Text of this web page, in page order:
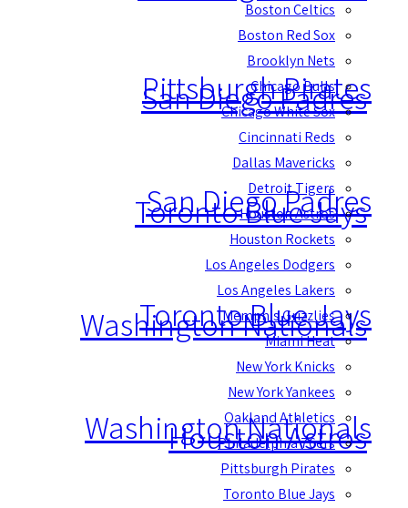
San Diego Padres
Toronto Blue Jays
Washington Nationals
Houston Astros
Pittsburgh Pirates
San Diego Padres
Toronto Blue Jays
Washington Nationals
Boston Celtics
Boston Red Sox
Brooklyn Nets
Chicago Bulls
Chicago White Sox
Cincinnati Reds
Dallas Mavericks
Detroit Tigers
Houston Astros
Houston Rockets
Los Angeles Dodgers
Los Angeles Lakers
Memphis Grizzlies
Miami Heat
New York Knicks
New York Yankees
Oakland Athletics
Philadelphia 76ers
Pittsburgh Pirates
Toronto Blue Jays